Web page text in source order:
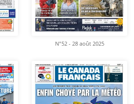
N°52 - 28 août 2025